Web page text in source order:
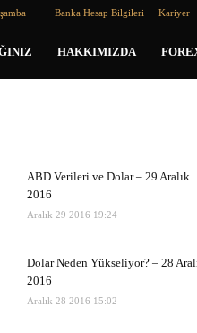
Banka Hesap Bilgileri Kariyer
HAKKIMIZDA
ABD Verileri ve Dolar – 29 Aralık
2016
Aralık 29 2016 19:24
Dolar Neden Yükseliyor? – 28
2016
Aralık 28 2016 15:02